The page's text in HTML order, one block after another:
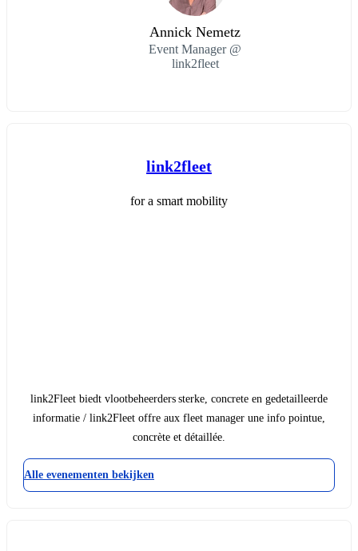
Annick Nemetz
Event Manager @
link2fleet
link2fleet
for a smart mobility
link2Fleet biedt vlootbeheerders sterke, concrete en gedetailleerde
informatie / link2Fleet offre aux fleet manager une info pointue,
concrète et détaillée.
Alle evenementen bekijken